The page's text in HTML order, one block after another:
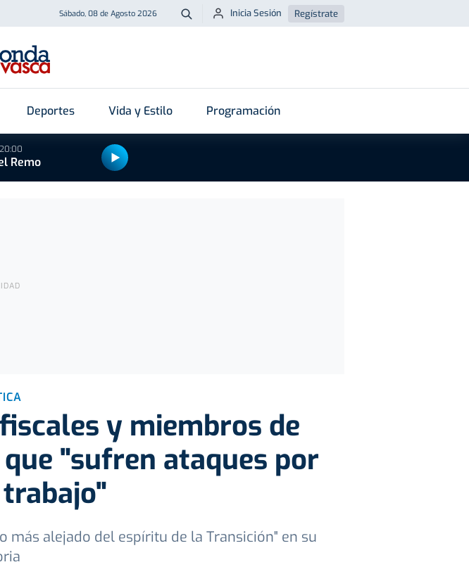
Sábado, 08 de Agosto 2026 Buscar
Inicia Sesión Regístrate
Deportes Vida y Estilo Programación
Remo
y miembros de
"sufren ataques por
más alejado del espíritu de la Transición" en su